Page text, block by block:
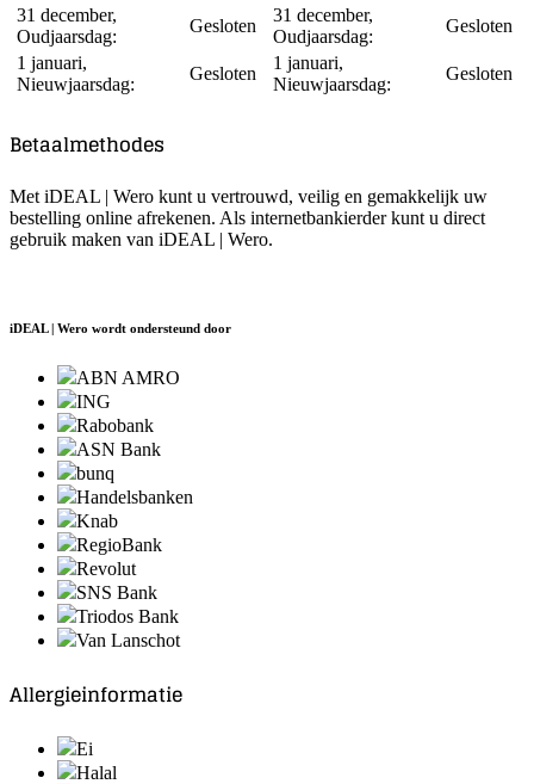
31 december,
Oudjaarsdag:
Gesloten
1 januari,
Nieuwjaarsdag:
Gesloten
31 december,
Oudjaarsdag:
Gesloten
1 januari,
Nieuwjaarsdag:
Gesloten
Betaalmethodes
Met iDEAL | Wero kunt u vertrouwd, veilig en gemakkelijk uw
bestelling online afrekenen. Als internetbankierder kunt u direct
gebruik maken van iDEAL | Wero.
iDEAL | Wero wordt ondersteund door
ABN AMRO
ING
Rabobank
ASN Bank
bunq
Handelsbanken
Knab
RegioBank
Revolut
SNS Bank
Triodos Bank
Van Lanschot
Allergieinformatie
Ei
Halal